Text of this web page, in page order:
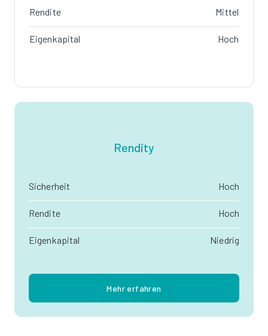
Rendite Mittel
Eigenkapital Hoch
Rendity
Sicherheit Hoch
Rendite Hoch
Eigenkapital Niedrig
Mehr erfahren